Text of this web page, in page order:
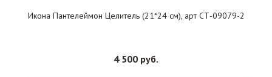
Икона Пантелеймон Целитель (21*24 см), арт СТ-09079-2
4 500 руб.